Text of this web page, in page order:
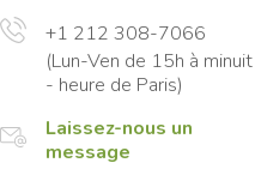
+1 212 308-7066
(Lun-Ven de 15h à minuit
- heure de Paris)
Laissez-nous un
message